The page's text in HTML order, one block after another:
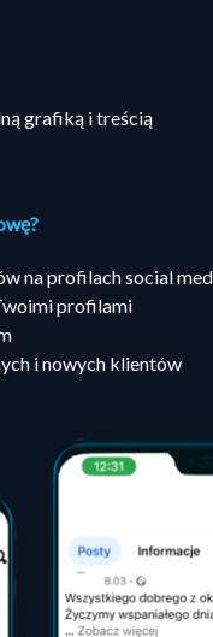
grafiką i treścią
na profilach social
profilami
i nowych klientów